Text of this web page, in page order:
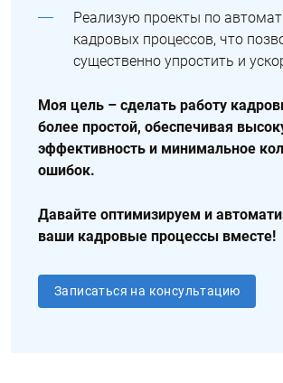
Реализую проекты по
кадровых процессов, что
существенно упростить и
Моя цель – сделать работу
более простой, обеспечивая
эффективность и минимальное
ошибок.
Давайте оптимизируем и
ваши кадровые процессы вместе!
Записаться на консультацию